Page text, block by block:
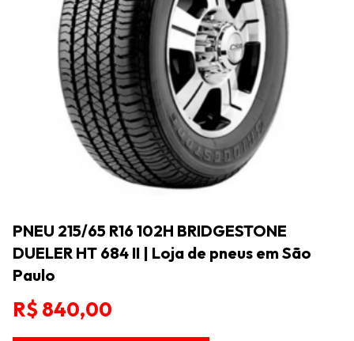
PNEU 215/65 R16 102H BRIDGESTONE
DUELER HT 684 II | Loja de pneus em São
Paulo
R$ 840,00